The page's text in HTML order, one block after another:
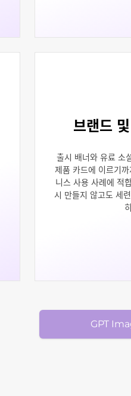
브랜드
출시 배너와 유료 소
제품 카드에 이르기
니스 사용 사례에 적
시 만들지 않고도 세
GPT